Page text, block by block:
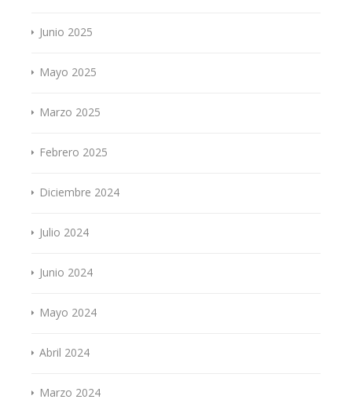
Junio 2025
Mayo 2025
Marzo 2025
Febrero 2025
Diciembre 2024
Julio 2024
Junio 2024
Mayo 2024
Abril 2024
Marzo 2024